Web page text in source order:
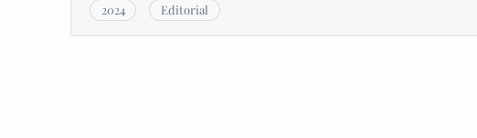
2024 Editorial